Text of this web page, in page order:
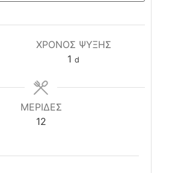
ΧΡΌΝΟΣ ΨΎΞΗΣ
1 day
d
ΜΕΡΙΔΕΣ
12